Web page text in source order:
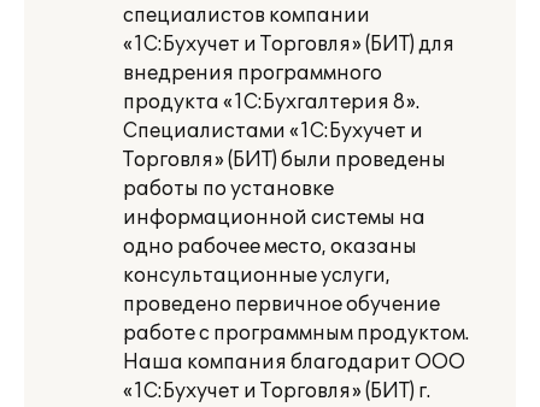
специалистов компании
«1С:Бухучет и Торговля» (БИТ) для
внедрения программного
продукта «1С:Бухгалтерия 8».
Специалистами «1С:Бухучет и
Торговля» (БИТ) были проведены
работы по установке
информационной системы на
одно рабочее место, оказаны
консультационные услуги,
проведено первичное обучение
работе с программным продуктом.
Наша компания благодарит ООО
«1С:Бухучет и Торговля» (БИТ) г.